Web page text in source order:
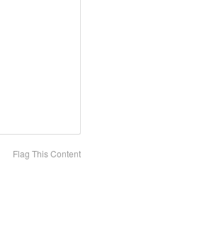
Flag This Content